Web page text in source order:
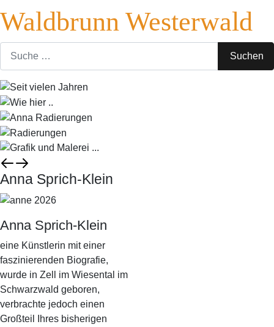
Waldbrunn Westerwald
Suchen
Anna Sprich-Klein
Anna Sprich-Klein
eine Künstlerin mit einer
faszinierenden Biografie,
wurde in Zell im Wiesental im
Schwarzwald geboren,
verbrachte jedoch einen
Großteil Ihres bisherigen